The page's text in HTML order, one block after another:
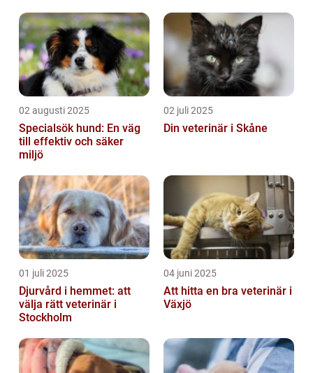
02 augusti 2025
Specialsök hund: En väg
till effektiv och säker
miljö
02 juli 2025
Din veterinär i Skåne
01 juli 2025
Djurvård i hemmet: att
välja rätt veterinär i
Stockholm
04 juni 2025
Att hitta en bra veterinär i
Växjö